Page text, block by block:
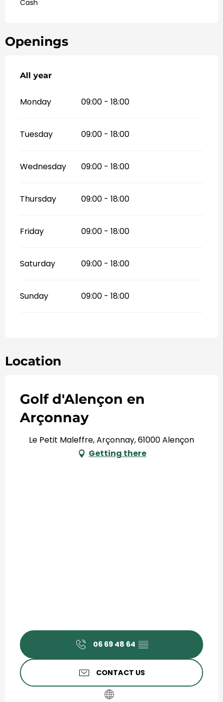
Cash
Openings
All year
All year
Monday 09:00 - 18:00
Tuesday 09:00 - 18:00
Wednesday 09:00 - 18:00
Thursday 09:00 - 18:00
Friday 09:00 - 18:00
Saturday 09:00 - 18:00
Sunday 09:00 - 18:00
Location
Golf d'Alençon en
Arçonnay
Le Petit Maleffre, Arçonnay, 61000 Alençon
Getting there
06 69 48 64 ▒▒
CONTACT US